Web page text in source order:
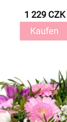
1 229 CZK
Kaufen